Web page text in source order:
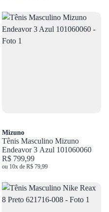
Mizuno
Tênis Masculino Mizuno
Endeavor 3 Azul 101060060
R$ 799,99
ou 10x de R$ 79,99